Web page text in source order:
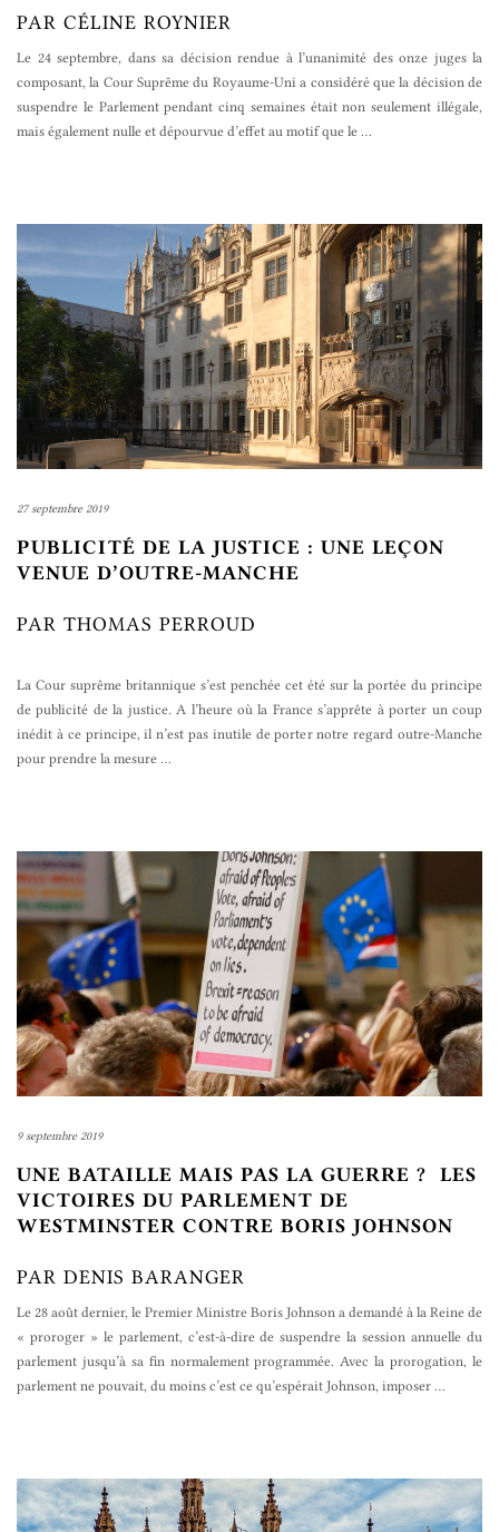
PAR CÉLINE ROYNIER
Le 24 septembre, dans sa décision rendue à l’unanimité des onze juges la
composant, la Cour Suprême du Royaume-Uni a considéré que la décision de
suspendre le Parlement pendant cinq semaines était non seulement illégale,
mais également nulle et dépourvue d’effet au motif que le …
27 septembre 2019
PUBLICITÉ DE LA JUSTICE : UNE LEÇON
VENUE D’OUTRE-MANCHE
PAR THOMAS PERROUD
La Cour suprême britannique s’est penchée cet été sur la portée du principe
de publicité de la justice. A l’heure où la France s’apprête à porter un coup
inédit à ce principe, il n’est pas inutile de porter notre regard outre-Manche
pour prendre la mesure …
9 septembre 2019
UNE BATAILLE MAIS PAS LA GUERRE ? LES
VICTOIRES DU PARLEMENT DE
WESTMINSTER CONTRE BORIS JOHNSON
PAR DENIS BARANGER
Le 28 août dernier, le Premier Ministre Boris Johnson a demandé à la Reine de
« proroger » le parlement, c’est-à-dire de suspendre la session annuelle du
parlement jusqu’à sa fin normalement programmée. Avec la prorogation, le
parlement ne pouvait, du moins c’est ce qu’espérait Johnson, imposer …